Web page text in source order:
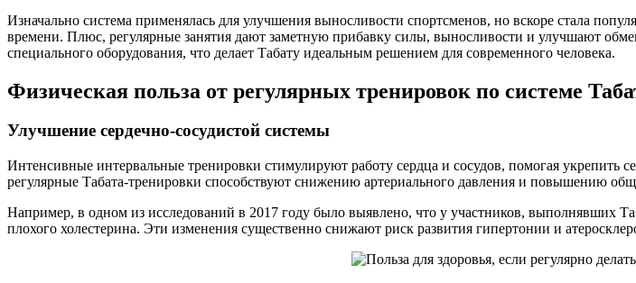
Изначально система применялась для улучшения выносливости спортсменов, но вскоре стала
времени. Плюс, регулярные занятия дают заметную прибавку силы, выносливости и улучшают
специального оборудования, что делает Табату идеальным решением для современного человека.
Физическая польза от регулярных тренировок по системе
Улучшение сердечно-сосудистой системы
Интенсивные интервальные тренировки стимулируют работу сердца и сосудов, помогая
регулярные Табата-тренировки способствуют снижению артериального давления и повышению
Например, в одном из исследований в 2017 году было выявлено, что у участников, выполнявших
плохого холестерина. Эти изменения существенно снижают риск развития гипертонии и